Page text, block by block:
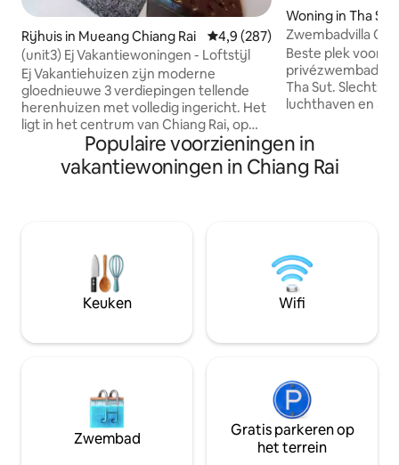
Rijhuis in Mueang Chiang Rai Gemiddelde beoordeling van
4,9 (287)
(unit3) Ej Vakantiewoningen - Loftstijl
Ej Vakantiehuizen zijn moderne
gloednieuwe 3 verdiepingen tellende
herenhuizen met volledig ingericht. Het
ligt in het centrum van Chiang Rai, op
loopafstand van lokale winkels ,
koffietentjes en restaurants. Binnen
enkele minuten rijden van de
thuis te voelen terwijl hij weg is van huis.
Onze faciliteiten zijn buitenzwembad en
fitness, kabel-tv met tal van Engelse
zenders, gratis WIFI. Het is ook perfect
Woning in Tha Sut
Zwembadvilla
van Mae Fah
Beste plek voor
Tha Sut. Slechts
luchthaven en 5
dicht bij vele
beroemde Choui
minuten), Baan
en op slechts 5
in de buurt. Rijd vijf minuten naar het
lokale straateten
Populaire voorzieningen in
vakantiewoningen in Chiang Rai
Keuken Wifi
Zwembad
Gratis parkeren op
het terrein